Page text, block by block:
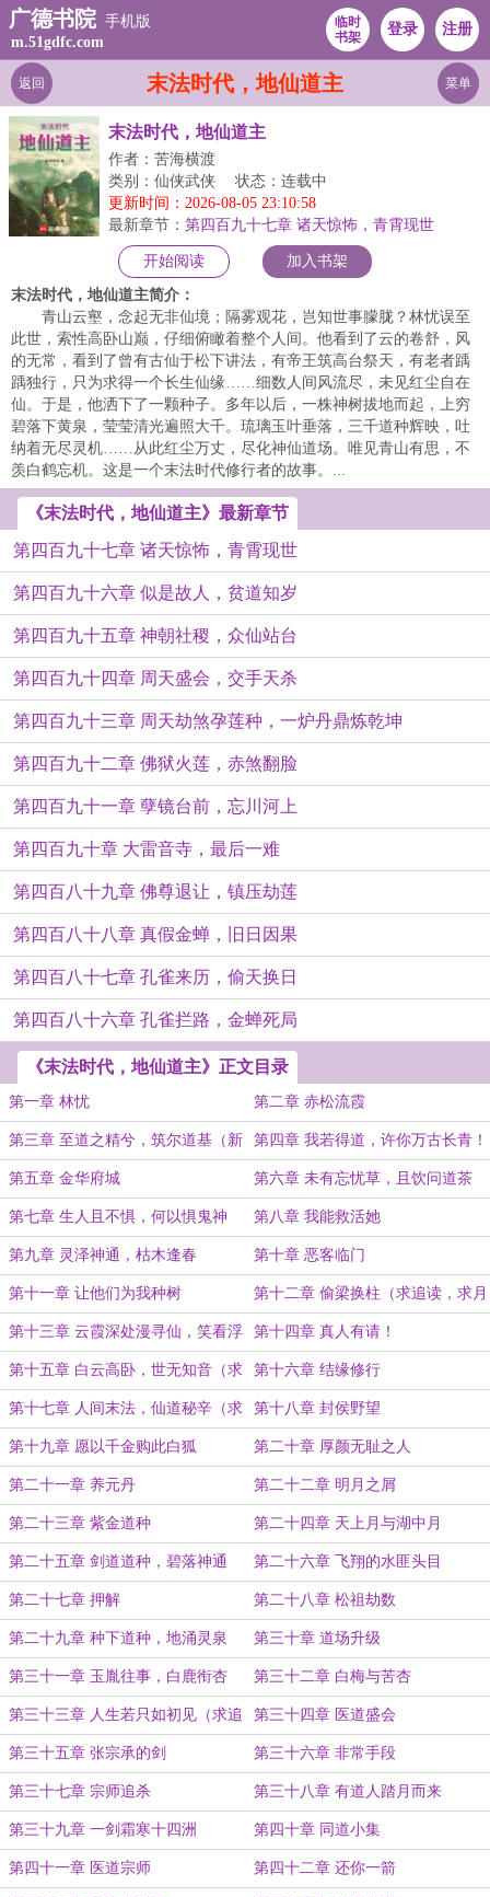
广德书院 手机版
m.51gdfc.com
临时
书架
登录 注册
末法时代，地仙道主
返回 菜单
末法时代，地仙道主
作者：苦海横渡
类别：仙侠武侠
状态：连载中
更新时间：2026-08-05 23:10:58
最新章节： 第四百九十七章 诸天惊怖，青霄现世
开始阅读 加入书架
末法时代，地仙道主简介：
青山云壑，念起无非仙境；隔雾观花，岂知世事朦胧？林忧误至
此世，索性高卧山巅，仔细俯瞰着整个人间。他看到了云的卷舒，风
的无常，看到了曾有古仙于松下讲法，有帝王筑高台祭天，有老者踽
踽独行，只为求得一个长生仙缘……细数人间风流尽，未见红尘自在
仙。于是，他洒下了一颗种子。多年以后，一株神树拔地而起，上穷
碧落下黄泉，莹莹清光遍照大千。琉璃玉叶垂落，三千道种辉映，吐
纳着无尽灵机……从此红尘万丈，尽化神仙道场。唯见青山有思，不
羡白鹤忘机。这是一个末法时代修行者的故事。...
《末法时代，地仙道主》最新章节
第四百九十七章 诸天惊怖，青霄现世
第四百九十六章 似是故人，贫道知岁
第四百九十五章 神朝社稷，众仙站台
第四百九十四章 周天盛会，交手天杀
第四百九十三章 周天劫煞孕莲种，一炉丹鼎炼乾坤
第四百九十二章 佛狱火莲，赤煞翻脸
第四百九十一章 孽镜台前，忘川河上
第四百九十章 大雷音寺，最后一难
第四百八十九章 佛尊退让，镇压劫莲
第四百八十八章 真假金蝉，旧日因果
第四百八十七章 孔雀来历，偷天换日
第四百八十六章 孔雀拦路，金蝉死局
《末法时代，地仙道主》正文目录
第一章 林忧 第二章 赤松流霞
第三章 至道之精兮，筑尔道基（新
书起航，求大家给个追读！）
第四章 我若得道，许你万古长青！
第五章 金华府城 第六章 未有忘忧草，且饮问道茶
第七章 生人且不惧，何以惧鬼神 第八章 我能救活她
第九章 灵泽神通，枯木逢春 第十章 恶客临门
第十一章 让他们为我种树 第十二章 偷梁换柱（求追读，求月
票）
第十三章 云霞深处漫寻仙，笑看浮
生任流年（求追读！求月票）
第十四章 真人有请！
第十五章 白云高卧，世无知音（求
月票！）
第十六章 结缘修行
第十七章 人间末法，仙道秘辛（求
追读）
第十八章 封侯野望
第十九章 愿以千金购此白狐 第二十章 厚颜无耻之人
第二十一章 养元丹 第二十二章 明月之屑
第二十三章 紫金道种 第二十四章 天上月与湖中月
第二十五章 剑道道种，碧落神通 第二十六章 飞翔的水匪头目
第二十七章 押解 第二十八章 松祖劫数
第二十九章 种下道种，地涌灵泉
（周末厚颜求个月票！求大家多追读
一下！）
第三十章 道场升级
第三十一章 玉胤往事，白鹿衔杏 第三十二章 白梅与苦杏
第三十三章 人生若只如初见（求追
读，求月票！）
第三十四章 医道盛会
第三十五章 张宗承的剑 第三十六章 非常手段
第三十七章 宗师追杀 第三十八章 有道人踏月而来
第三十九章 一剑霜寒十四洲 第四十章 同道小集
第四十一章 医道宗师 第四十二章 还你一箭